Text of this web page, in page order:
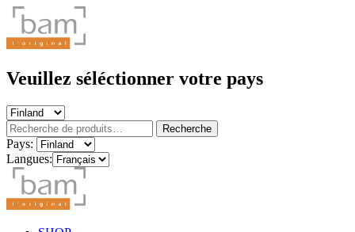
Veuillez séléctionner votre pays
Recherche
pour :
Recherche
Pays:
Langues: